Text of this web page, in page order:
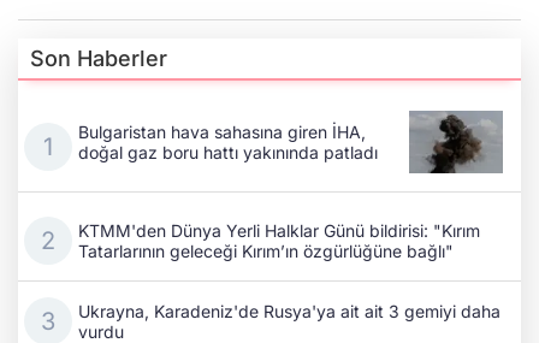
Son Haberler
Bulgaristan hava sahasına giren İHA,
doğal gaz boru hattı yakınında patladı
KTMM'den Dünya Yerli Halklar Günü bildirisi: "Kırım
Tatarlarının geleceği Kırım’ın özgürlüğüne bağlı"
Ukrayna, Karadeniz'de Rusya'ya ait ait 3 gemiyi daha
vurdu